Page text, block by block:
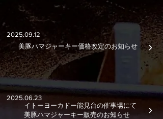
​美豚ハマジャーキー価格改定のお知らせ ​›
​2025.09.12
​2025.06.23
イトーヨーカドー能見台の催事場にて​
​美豚ハマジャーキー販売のお知らせ
​›